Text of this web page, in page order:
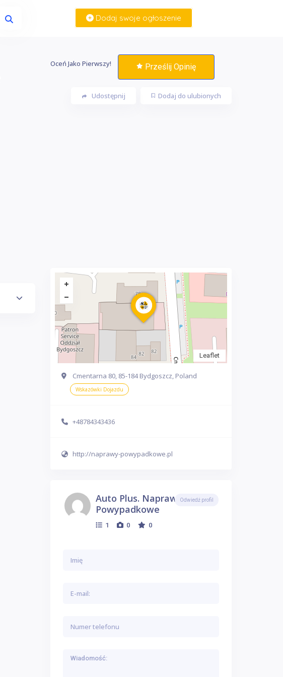
Dodaj swoje ogłoszenie
Oceń Jako Pierwszy! Prześlij Opinię
Dodaj do ulubionych
Udostępnij
Leaflet
Cmentarna 80, 85-184 Bydgoszcz, Poland
Wskazówki Dojazdu
+48784343436
http://naprawy-powypadkowe.pl
Auto Plus. Naprawy
Powypadkowe
1 0 0
Odwiedź profil